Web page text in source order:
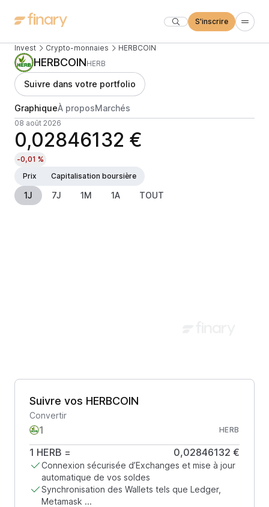
S'inscrire
Invest Crypto-monnaies HERBCOIN
HERBCOINHERB
Suivre dans votre portfolio
GraphiqueÀ proposMarchés
08 août 2026
0,02846132 €
-0,01 %
Prix
Capitalisation boursière
1J 7J 1M 1A TOUT
Suivre vos HERBCOIN
Convertir
HERB
1 HERB = 0,02846132 €
Connexion sécurisée d’Exchanges et mise à jour
automatique de vos soldes
Synchronisation des Wallets tels que Ledger,
Metamask ...